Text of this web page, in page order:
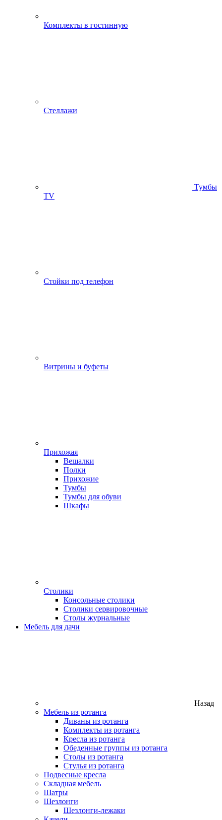
Комплекты в гостинную
Стеллажи
Тумбы
ТV
Стойки под телефон
Витрины и буфеты
Прихожая
Вешалки
Полки
Прихожие
Тумбы
Тумбы для обуви
Шкафы
Столики
Консольные столики
Столики сервировочные
Столы журнальные
Мебель для дачи
Назад
Мебель из ротанга
Диваны из ротанга
Комплекты из ротанга
Кресла из ротанга
Обеденные группы из ротанга
Столы из ротанга
Стулья из ротанга
Подвесные кресла
Складная мебель
Шатры
Шезлонги
Шезлонги-лежаки